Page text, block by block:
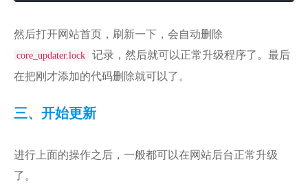
然后打开网站首页，刷新一下，会自动删除
core_updater.lock
记录，然后就可以正常升级程序了。最后
在把刚才添加的代码删除就可以了。
三、开始更新
进行上面的操作之后，一般都可以在网站后台正常升级
了。